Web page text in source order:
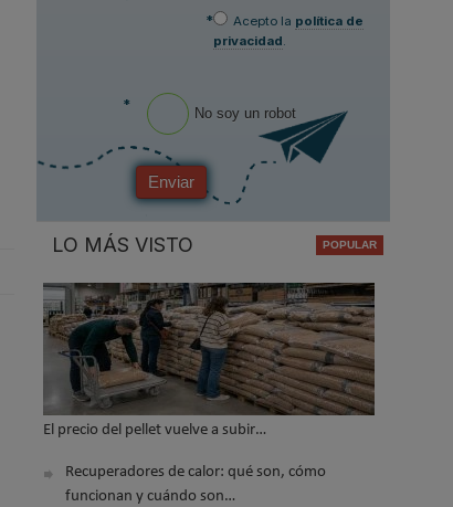
*
Acepto la política de
privacidad.
* No soy un robot
Enviar
LO MÁS VISTO
El precio del pellet vuelve a subir…
Recuperadores de calor: qué son, cómo
funcionan y cuándo son…